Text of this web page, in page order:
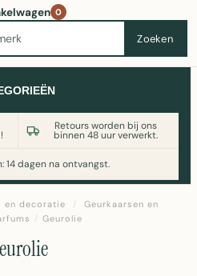
Zoeken
0
Retours worden bij ons
binnen 48 uur verwerkt.
14 dagen na ontvangst.
Vergelijk alle prijzen op
en decoratie /
Geurkaarsen en
/ Geurolie